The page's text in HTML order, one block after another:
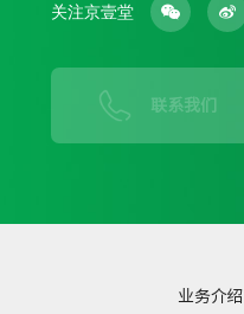
关注京壹堂
联系我们
业务介绍